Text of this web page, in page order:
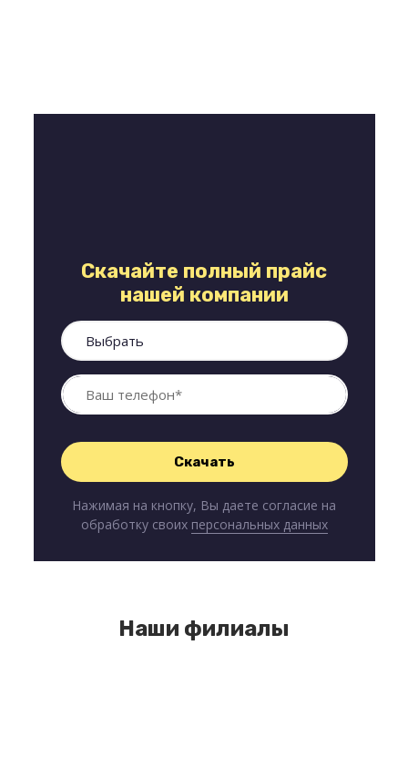
Скачайте полный прайс
нашей компании
Нажимая на кнопку, Вы даете согласие на
обработку своих персональных данных
Наши филиалы